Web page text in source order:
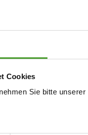
Cookies
Sie bitte unserer